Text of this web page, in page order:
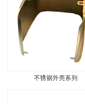
不锈钢外壳系列